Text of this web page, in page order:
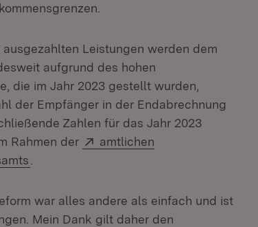
Leistungen werden dem
aufgrund des hohen
die im Jahr 2023 gestellt wurden,
der Empfänger in der Endabrechnung
Zahlen für das Jahr 2023
Rahmen der
Extern:
amtlichen
war alles andere als einfach und ist
Mein Dank gilt daher den